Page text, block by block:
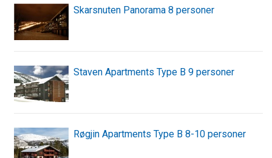
Skarsnuten Panorama 8 personer
Staven Apartments Type B 9 personer
Røgjin Apartments Type B 8-10 personer